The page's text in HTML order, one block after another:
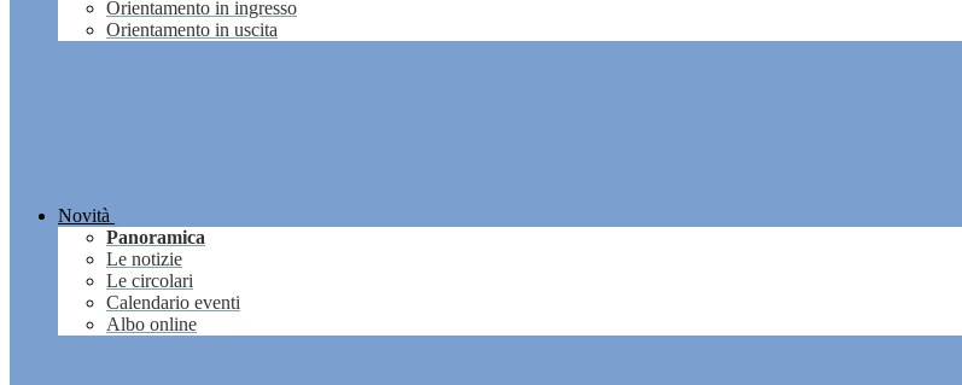
Orientamento in ingresso
Orientamento in uscita
Novità
Panoramica
Le notizie
Le circolari
Calendario eventi
Albo online